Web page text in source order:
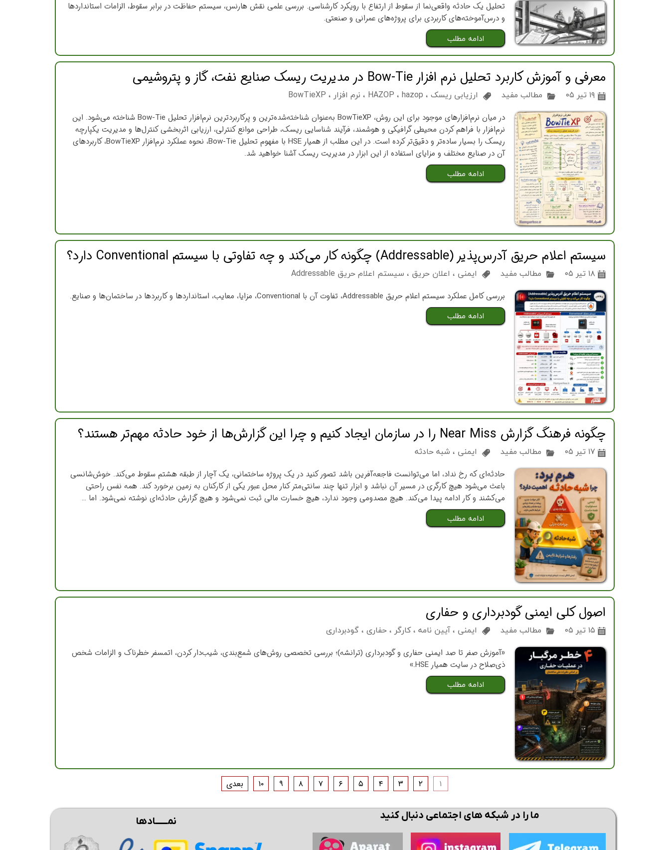
تحلیل یک حادثه واقعی‌نما از سقوط از ارتفاع با رویکرد کارشناسی. بررسی علمی نقش هارنس، سیستم حفاظت در برابر سقوط، الزامات استانداردها
و درس‌آموخته‌های کاربردی برای پروژه‌های عمرانی و صنعتی.
ادامه مطلب
معرفی و آموزش کاربرد تحلیل نرم افزار Bow-Tie در مدیریت ریسک صنایع نفت، گاز و پتروشیمی
۱۹ تیر ۰۵ مطالب مفید ارزیابی ریسک ، HAZOP ، hazop ، نرم افزار ، BowTieXP
در میان نرم‌افزارهای موجود برای این روش، BowTieXP به‌عنوان شناخته‌شده‌ترین و پرکاربردترین نرم‌افزار تحلیل Bow-Tie شناخته می‌شود. این
نرم‌افزار با فراهم کردن محیطی گرافیکی و هوشمند، فرآیند شناسایی ریسک، طراحی موانع کنترلی، ارزیابی اثربخشی کنترل‌ها و مدیریت یکپارچه
ریسک را بسیار ساده‌تر و دقیق‌تر کرده است. در این مطلب از همیار HSE با مفهوم تحلیل Bow-Tie، نحوه عملکرد نرم‌افزار BowTieXP، کاربردهای
آن در صنایع مختلف و مزایای استفاده از این ابزار در مدیریت ریسک آشنا خواهید شد.
ادامه مطلب
سیستم اعلام حریق آدرس‌پذیر (Addressable) چگونه کار می‌کند و چه تفاوتی با سیستم Conventional دارد؟
۱۸ تیر ۰۵ مطالب مفید ایمنی ، اعلان حریق ، سیستم اعلام حریق Addressable
بررسی کامل عملکرد سیستم اعلام حریق Addressable، تفاوت آن با Conventional، مزایا، معایب، استانداردها و کاربردها در ساختمان‌ها و صنایع.
ادامه مطلب
چگونه فرهنگ گزارش Near Miss را در سازمان ایجاد کنیم و چرا این گزارش‌ها از خود حادثه مهم‌تر هستند؟
۱۷ تیر ۰۵ مطالب مفید ایمنی ، شبه حادثه
حادثه‌ای که رخ نداد، اما می‌توانست فاجعه‌آفرین باشد تصور کنید در یک پروژه ساختمانی، یک آچار از طبقه هشتم سقوط می‌کند. خوش‌شانسی
باعث می‌شود هیچ کارگری در مسیر آن نباشد و ابزار تنها چند سانتی‌متر کنار محل عبور یکی از کارکنان به زمین برخورد کند. همه نفس راحتی
می‌کشند و کار ادامه پیدا می‌کند. هیچ مصدومی وجود ندارد، هیچ خسارت مالی ثبت نمی‌شود و هیچ گزارش حادثه‌ای نوشته نمی‌شود. اما …
ادامه مطلب
اصول کلی ایمنی گودبرداری و حفاری
۱۵ تیر ۰۵ مطالب مفید ایمنی ،آیین نامه ،کارگر ،حفاری ،گودبرداری
«آموزش صفر تا صد ایمنی حفاری و گودبرداری (ترانشه)؛ بررسی تخصصی روش‌های شمع‌بندی، شیب‌دار کردن، اتمسفر خطرناک و الزامات شخص
ذی‌صلاح در سایت همیار HSE.»
ادامه مطلب
۱ ۲ ۳ ۴ ۵ ۶ ۷ ۸ ۹ ۱۰ بعدی
ما را در شبکه های اجتماعی دنبال کنید نمــــــادها